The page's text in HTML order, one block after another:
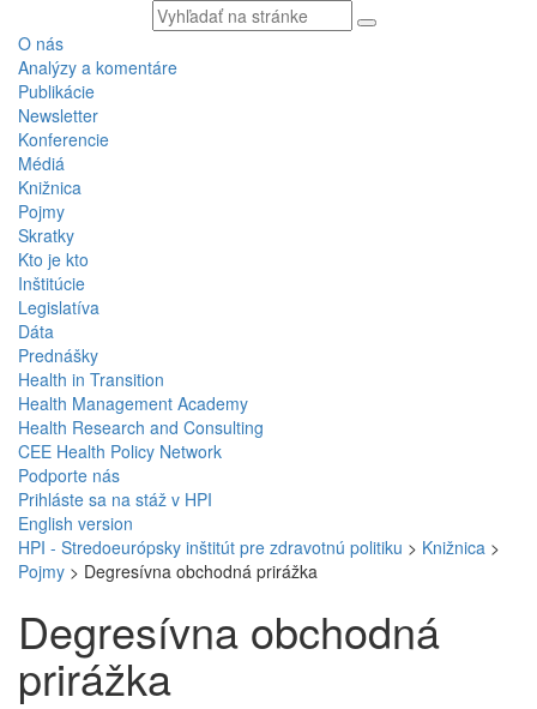
Vyhľadávaný
text
O nás
Analýzy a komentáre
Publikácie
Newsletter
Konferencie
Médiá
Knižnica
Pojmy
Skratky
Kto je kto
Inštitúcie
Legislatíva
Dáta
Prednášky
Health in Transition
Health Management Academy
Health Research and Consulting
CEE Health Policy Network
Podporte nás
Prihláste sa na stáž v HPI
English version
HPI - Stredoeurópsky inštitút pre zdravotnú politiku > Knižnica >
Pojmy > Degresívna obchodná prirážka
Degresívna obchodná
prirážka